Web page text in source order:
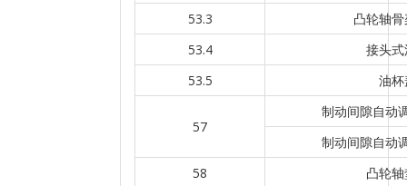
53.3
凸轮轴
53.4
接头
53.5
油
57
制动间隙自动
制动间隙自动
58
凸轮